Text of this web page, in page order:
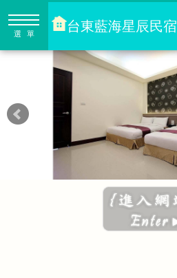
選單 台東藍海星辰民宿